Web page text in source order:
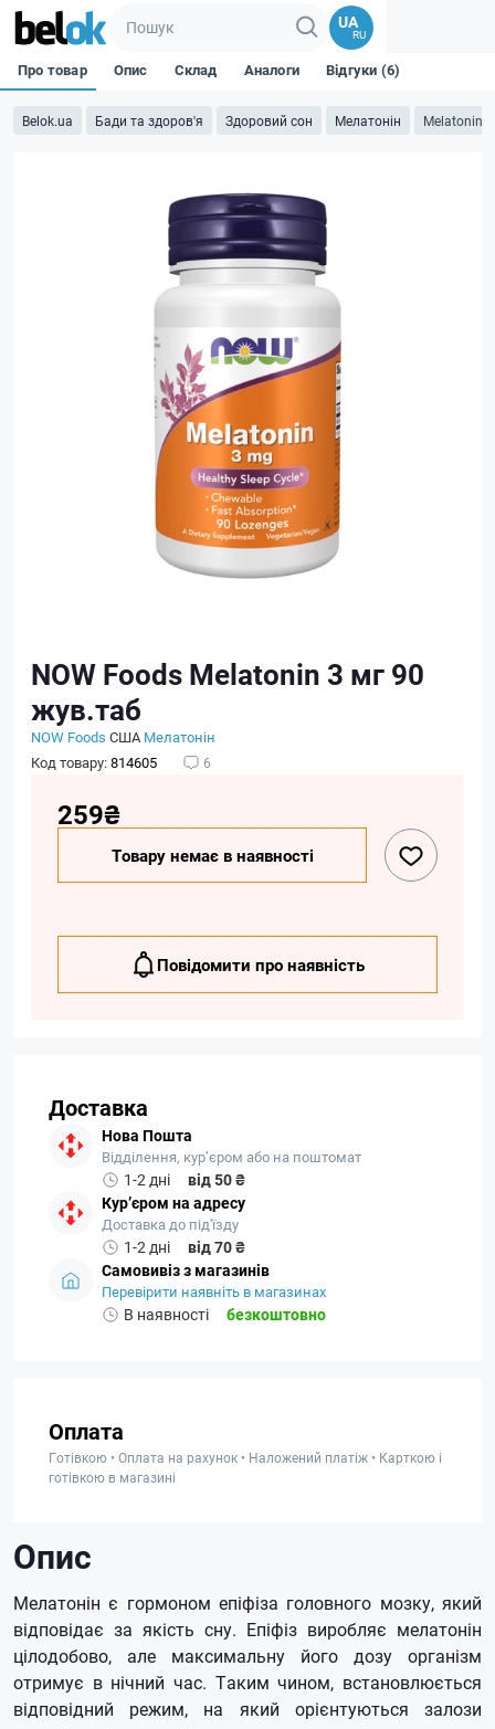
UA
RU
Belok.ua Бади та здоров'я Здоровий сон Мелатонін Melatonin
Про товар Опис Склад Аналоги Відгуки (6)
NOW Foods Melatonin 3 мг 90
жув.таб
NOW Foods США Мелатонін
Код товару:814605 6
259₴
Товару немає в наявності
Повідомити про наявність
Доставка
Нова Пошта
Відділення, кур’єром або на поштомат
1-2 дні
від 50 ₴
Кур’єром на адресу
Доставка до під'їзду
1-2 дні
від 70 ₴
Самовивіз з магазинів
Перевірити наявніть в магазинах
В наявності безкоштовно
Оплата
Готівкою • Оплата на рахунок • Наложений платіж • Карткою і
готівкою в магазині
Опис
Мелатонін є гормоном епіфіза головного мозку, який
відповідає за якість сну. Епіфіз виробляє мелатонін
цілодобово, але максимальну його дозу організм
отримує в нічний час. Таким чином, встановлюється
відповідний режим, на який орієнтуються залози